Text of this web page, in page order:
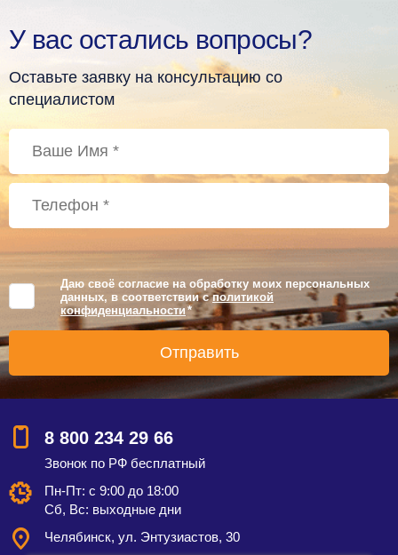
У вас остались вопросы?
Оставьте заявку на консультацию со
специалистом
Даю своё согласие на обработку моих персональных
данных, в соответствии сполитикой
конфиденциальности *
8 800 234 29 66
Звонок по РФ бесплатный
Пн-Пт: с 9:00 до 18:00
Сб, Вс: выходные дни
Челябинск, ул. Энтузиастов, 30